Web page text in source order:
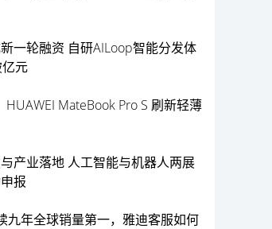
一轮融资 自研AILoop智能分发体
亿元
HUAWEI MateBook Pro S 刷新轻薄
产业落地 人工智能与机器人两展
报
九年全球销量第一，雅迪客服如何